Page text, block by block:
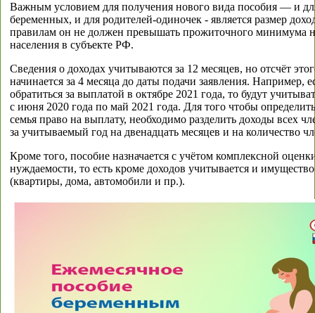
Важным условием для получения нового вида пособия — и
беременных, и для родителей-одиночек - является размер
правилам он не должен превышать прожиточного минимума
населения в субъекте РФ.
Сведения о доходах учитываются за 12 месяцев, но отсчёт
начинается за 4 месяца до даты подачи заявления. Например,
обратиться за выплатой в октябре 2021 года, то будут
с июня 2020 года по май 2021 года. Для того чтобы
семья право на выплату, необходимо разделить доходы всех
за учитываемый год на двенадцать месяцев и на количество
Кроме того, пособие назначается с учётом комплексной
нуждаемости, то есть кроме доходов учитывается и
(квартиры, дома, автомобили и пр.).